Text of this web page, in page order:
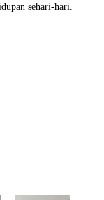
sehari-hari.